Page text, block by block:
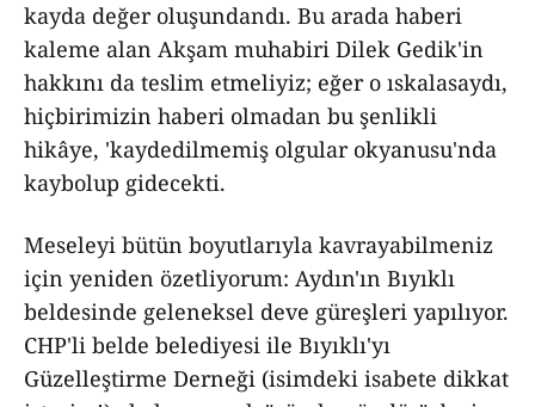
kayda değer oluşundandı. Bu arada haberi
kaleme alan Akşam muhabiri Dilek Gedik'in
hakkını da teslim etmeliyiz; eğer o ıskalasaydı,
hiçbirimizin haberi olmadan bu şenlikli
hikâye, 'kaydedilmemiş olgular okyanusu'nda
kaybolup gidecekti.
Meseleyi bütün boyutlarıyla kavrayabilmeniz
için yeniden özetliyorum: Aydın'ın Bıyıklı
beldesinde geleneksel deve güreşleri yapılıyor.
CHP'li belde belediyesi ile Bıyıklı'yı
Güzelleştirme Derneği (isimdeki isabete dikkat